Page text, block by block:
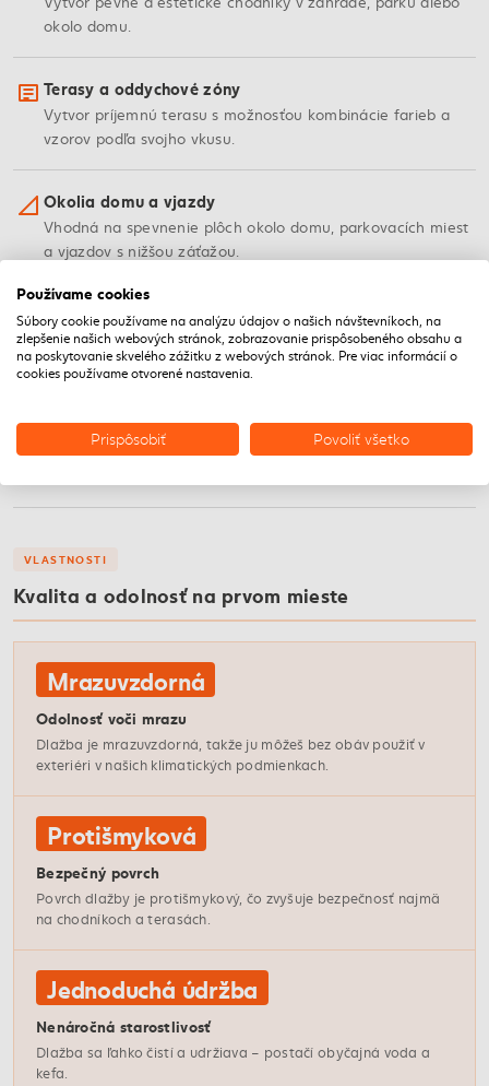
okolo domu.
Terasy a oddychové zóny
Vytvor príjemnú terasu s možnosťou kombinácie farieb a
vzorov podľa svojho vkusu.
Okolia domu a vjazdy
Vhodná na spevnenie plôch okolo domu, parkovacích miest
a vjazdov s nižšou záťažou.
Dekoratívne prvky
Využi dlažbu na vytvorenie dekoratívnych pásov, lemov
alebo mozaík v záhrade.
Verejné priestranstvá
Vhodná na námestia, parky a iné verejné plochy, kde je
VLASTNOSTI
Kvalita a odolnosť na prvom mieste
Mrazuvzdorná
Odolnosť voči mrazu
Dlažba je mrazuvzdorná, takže ju môžeš bez obáv použiť v
exteriéri v našich klimatických podmienkach.
Protišmyková
Bezpečný povrch
Povrch dlažby je protišmykový, čo zvyšuje bezpečnosť najmä
na chodníkoch a terasách.
Jednoduchá údržba
Nenáročná starostlivosť
Dlažba sa ľahko čistí a udržiava – postačí obyčajná voda a
kefa.
Používame cookies
Súbory cookie používame na analýzu údajov o našich návštevníkoch, na
zlepšenie našich webových stránok, zobrazovanie prispôsobeného obsahu a
na poskytovanie skvelého zážitku z webových stránok. Pre viac informácií o
cookies používame otvorené nastavenia.
Prispôsobiť Povoliť všetko